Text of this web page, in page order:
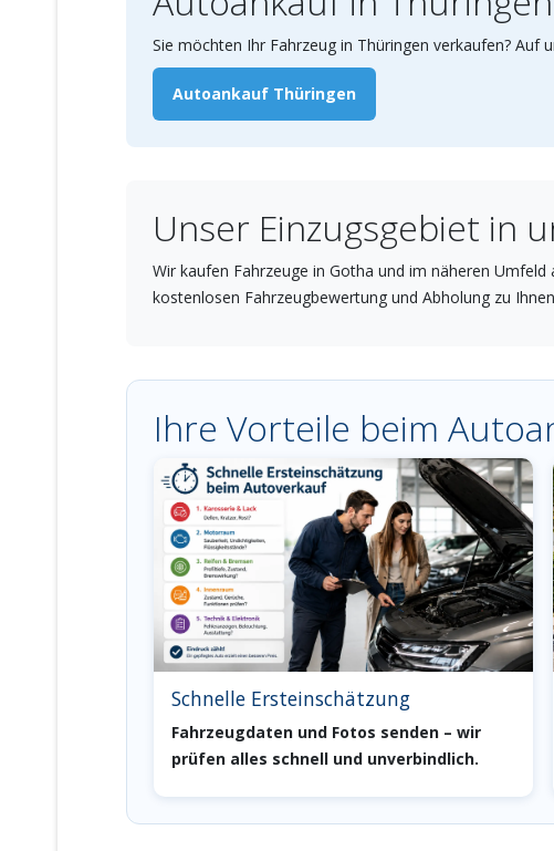
Sie möchten Ihr Fahrzeug in Thüringen verkaufen? Auf
Autoankauf Thüringen
Unser Einzugsgebiet in
Wir kaufen Fahrzeuge in Gotha und im näheren
kostenlosen Fahrzeugbewertung und Abholung zu
Ihre Vorteile beim
Schnelle Ersteinschätzung
Fahrzeugdaten und Fotos senden – wir
prüfen alles schnell und unverbindlich.